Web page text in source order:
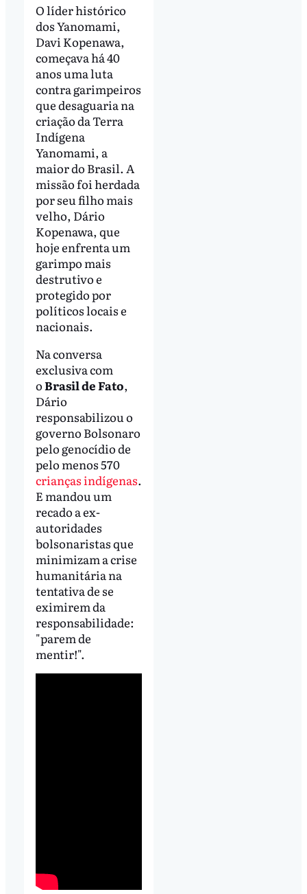
O líder histórico
dos Yanomami,
Davi Kopenawa,
começava há 40
anos uma luta
contra garimpeiros
que desaguaria na
criação da Terra
Indígena
Yanomami, a
maior do Brasil. A
missão foi herdada
por seu filho mais
velho, Dário
Kopenawa, que
hoje enfrenta um
garimpo mais
destrutivo e
protegido por
políticos locais e
nacionais.
Na conversa
exclusiva com
oBrasil de Fato,
Dário
responsabilizou o
governo Bolsonaro
pelo genocídio de
pelo menos 570
crianças indígenas.
E mandou um
recado a ex-
autoridades
bolsonaristas que
minimizam a crise
humanitária na
tentativa de se
eximirem da
responsabilidade:
"parem de
mentir!".